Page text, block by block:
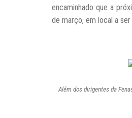
encaminhado que a
de março, em local a
Além dos dirigentes da